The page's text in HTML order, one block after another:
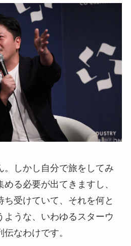
。しかし自分で旅をしてみ
る必要が出てきますし、
ち受けていて、それを何と
ような、いわゆるスターウ
なわけです。